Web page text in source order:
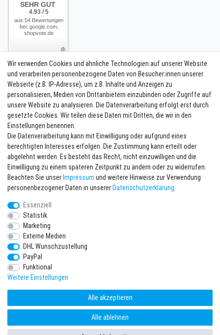
SEHR GUT
4.93 / 5
aus 54 Bewertungen
bei: google.com,
shopvote.de
Unternehmen
Kontakt
Datenschutzerklärung
AGB
Impressum
Batterieentsorgung
Vertrag widerrufen Kontakt
Newsletter eintragen
Melde Dich an um alle Vorteile zu genießen. Plus 10 EUR Gutschein für
die Newsletteranmeldung, einlösbar ab 75 EUR Warenwert!
E-MAIL **
Newsletter
Honig
Hiermit bestätige ich, dass ich die
Einwilligung kann ich jederzeit widerrufen.**
Abonnieren
** Hierbei handelt es sich um ein Pflichtfeld.
Wir verwenden Cookies und ähnliche Technologien auf unserer Website
und verarbeiten personenbezogene Daten von Besucher:innen unserer
Webseite (z.B. IP-Adresse), um z.B. Inhalte und Anzeigen zu
personalisieren, Medien von Drittanbietern einzubinden oder Zugriffe auf
unsere Website zu analysieren. Die Datenverarbeitung erfolgt erst durch
gesetzte Cookies. Wir teilen diese Daten mit Dritten, die wir in den
Einstellungen benennen.
Die Datenverarbeitung kann mit Einwilligung oder aufgrund eines
berechtigten Interesses erfolgen. Die Zustimmung kann erteilt oder
abgelehnt werden. Es besteht das Recht, nicht einzuwilligen und die
Einwilligung zu einem späteren Zeitpunkt zu ändern oder zu widerrufen.
Beachten Sie unserImpressum und weitere Hinweise zur Verwendung
personenbezogener Daten in unsererDaten­schutz­erklärung.
Essenziell
Statistik
Marketing
Externe Medien
DHL Wunschzustellung
PayPal
Funktional
Weitere Einstellungen
Alle akzeptieren
Alle ablehnen